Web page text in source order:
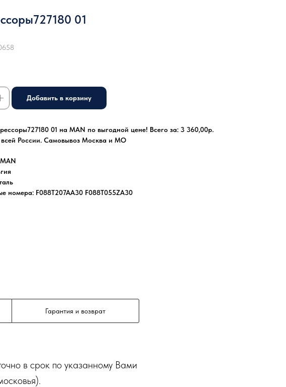
01
Добавить в корзину
01 на MAN по выгодной цене! Всего за: 3 360,00р.
всей России. Самовывоз Москва и МО
номера: F088T207AA30 F088T055ZA30
Гарантия и возврат
в срок по указанному Вами